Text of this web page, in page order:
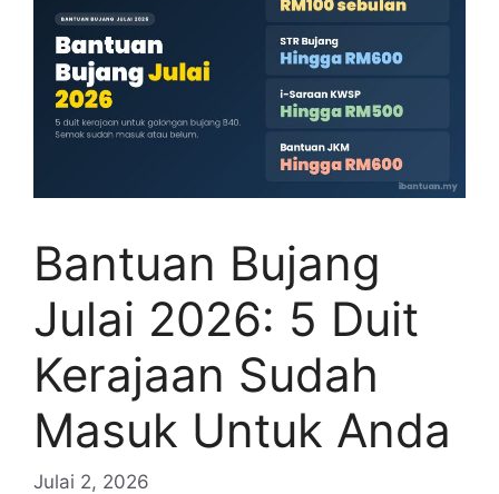
Bantuan Bujang
Julai 2026: 5 Duit
Kerajaan Sudah
Masuk Untuk Anda
Julai 2, 2026